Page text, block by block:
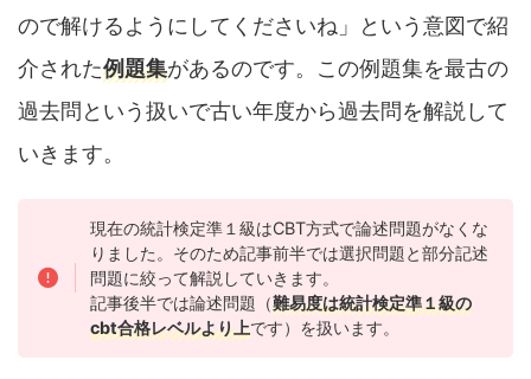
ので解けるようにしてくださいね」という意図で紹
介された例題集があるのです。この例題集を最古の
過去問という扱いで古い年度から過去問を解説して
いきます。
現在の統計検定準１級はCBT方式で論述問題がなくな
りました。そのため記事前半では選択問題と部分記述
問題に絞って解説していきます。
記事後半では論述問題（難易度は統計検定準１級の
cbt合格レベルより上です）を扱います。